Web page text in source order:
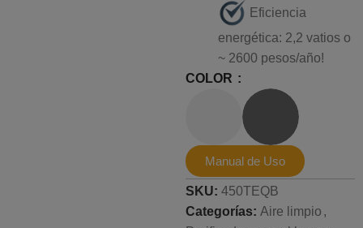
⁠ Eficiencia
energética: 2,2 vatios o
~ 2600 pesos/año!
COLOR
Manual de Uso
SKU: 450TEQB
Categorías: Aire limpio ,